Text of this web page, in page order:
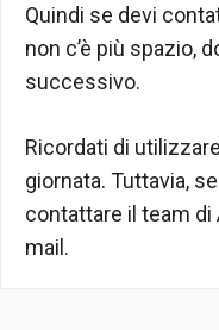
Quindi se devi
non c’è più spazio,
successivo.
Ricordati di
giornata. Tuttavia,
contattare il team
mail.